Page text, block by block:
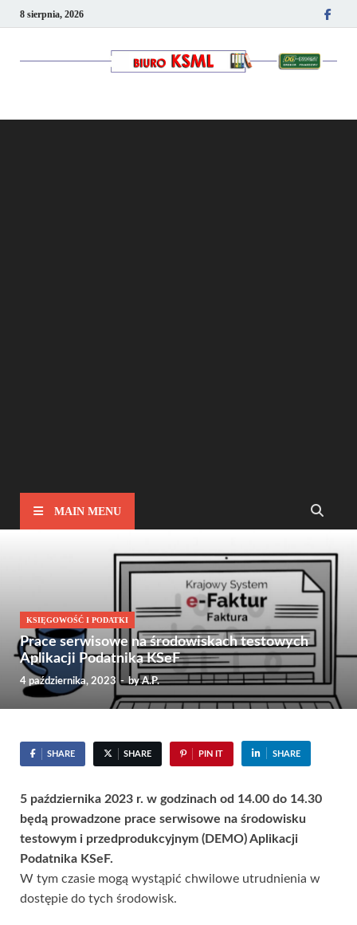
8 sierpnia, 2026
MAIN MENU
KSIĘGOWOŚĆ I PODATKI
Prace serwisowe na środowiskach testowych
Aplikacji Podatnika KSeF
4 października, 2023 - byA.P.
SHARE SHARE PIN IT SHARE
5 października 2023 r. w godzinach od 14.00 do 14.30
będą prowadzone prace serwisowe na środowisku
testowym i przedprodukcyjnym (DEMO) Aplikacji
Podatnika KSeF.
W tym czasie mogą wystąpić chwilowe utrudnienia w
dostępie do tych środowisk.